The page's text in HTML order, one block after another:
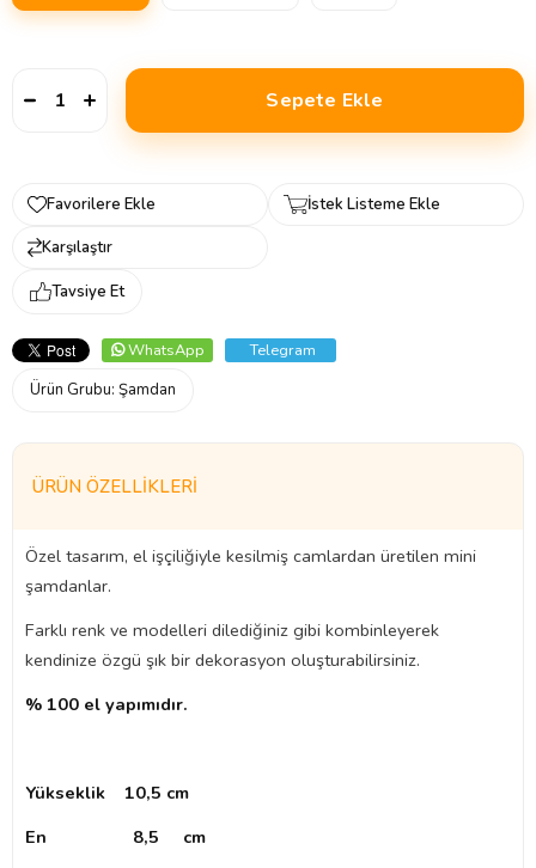
Favorilere Ekle
İstek Listeme Ekle
Karşılaştır
Tavsiye Et
WhatsApp
Telegram
Ürün Grubu: Şamdan
ÜRÜN ÖZELLIKLERI
Özel tasarım, el işçiliğiyle kesilmiş camlardan üretilen mini
şamdanlar.
Farklı renk ve modelleri dilediğiniz gibi kombinleyerek
kendinize özgü şık bir dekorasyon oluşturabilirsiniz.
% 100 el yapımıdır.
Yükseklik 10,5 cm
En 8,5 cm